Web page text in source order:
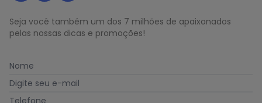
Seja você também um dos 7 milhões de apaixonados
pelas nossas dicas e promoções!
Nome
Digite seu e-mail